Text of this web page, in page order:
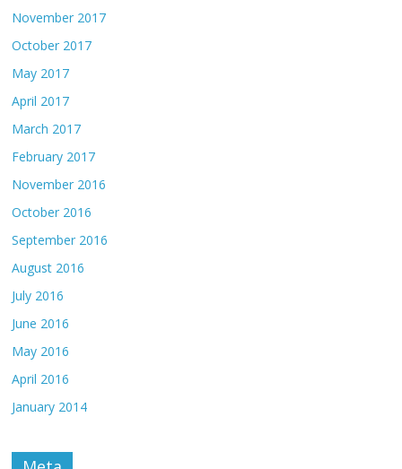
November 2017
October 2017
May 2017
April 2017
March 2017
February 2017
November 2016
October 2016
September 2016
August 2016
July 2016
June 2016
May 2016
April 2016
January 2014